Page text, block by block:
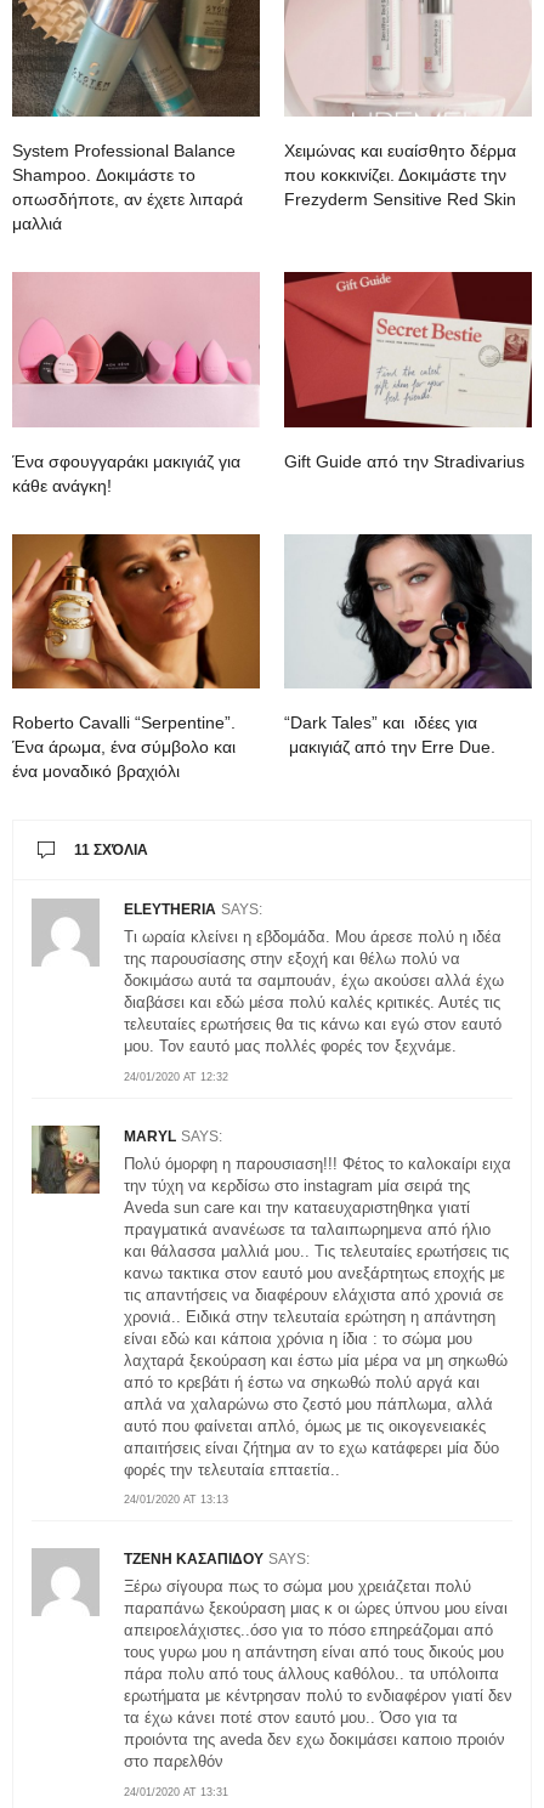
System Professional Balance
Shampoo. Δοκιμάστε το
οπωσδήποτε, αν έχετε λιπαρά
μαλλιά
Χειμώνας και ευαίσθητο δέρμα
που κοκκινίζει. Δοκιμάστε την
Frezyderm Sensitive Red Skin
Ένα σφουγγαράκι μακιγιάζ για
κάθε ανάγκη!
Gift Guide από την Stradivarius
Roberto Cavalli “Serpentine”.
Ένα άρωμα, ένα σύμβολο και
ένα μοναδικό βραχιόλι
“Dark Tales” και ιδέες για
μακιγιάζ από την Erre Due.
11 ΣΧΌΛΙΑ
ELEYTHERIA SAYS:
24/01/2020 AT 12:32
Τι ωραία κλείνει η εβδομάδα. Μου άρεσε πολύ η ιδέα
της παρουσίασης στην εξοχή και θέλω πολύ να
δοκιμάσω αυτά τα σαμπουάν, έχω ακούσει αλλά έχω
διαβάσει και εδώ μέσα πολύ καλές κριτικές. Αυτές τις
τελευταίες ερωτήσεις θα τις κάνω και εγώ στον εαυτό
μου. Τον εαυτό μας πολλές φορές τον ξεχνάμε.
MARYL SAYS:
24/01/2020 AT 13:13
Πολύ όμορφη η παρουσιαση!!! Φέτος το καλοκαίρι ειχα
την τύχη να κερδίσω στο instagram μία σειρά της
Aveda sun care και την καταευχαριστηθηκα γιατί
πραγματικά ανανέωσε τα ταλαιπωρημενα από ήλιο
και θάλασσα μαλλιά μου.. Τις τελευταίες ερωτήσεις τις
κανω τακτικα στον εαυτό μου ανεξάρτητως εποχής με
τις απαντήσεις να διαφέρουν ελάχιστα από χρονιά σε
χρονιά.. Ειδικά στην τελευταία ερώτηση η απάντηση
είναι εδώ και κάποια χρόνια η ίδια : το σώμα μου
λαχταρά ξεκούραση και έστω μία μέρα να μη σηκωθώ
από το κρεβάτι ή έστω να σηκωθώ πολύ αργά και
απλά να χαλαρώνω στο ζεστό μου πάπλωμα, αλλά
αυτό που φαίνεται απλό, όμως με τις οικογενειακές
απαιτήσεις είναι ζήτημα αν το εχω κατάφερει μία δύο
φορές την τελευταία επταετία..
ΤΖΕΝΗ ΚΑΣΑΠΙΔΟΥ SAYS:
24/01/2020 AT 13:31
Ξέρω σίγουρα πως το σώμα μου χρειάζεται πολύ
παραπάνω ξεκούραση μιας κ οι ώρες ύπνου μου είναι
απειροελάχιστες..όσο για το πόσο επηρεάζομαι από
τους γυρω μου η απάντηση είναι από τους δικούς μου
πάρα πολυ από τους άλλους καθόλου.. τα υπόλοιπα
ερωτήματα με κέντρησαν πολύ το ενδιαφέρον γιατί δεν
τα έχω κάνει ποτέ στον εαυτό μου.. Όσο για τα
προιόντα της aveda δεν εχω δοκιμάσει καποιο προιόν
στο παρελθόν